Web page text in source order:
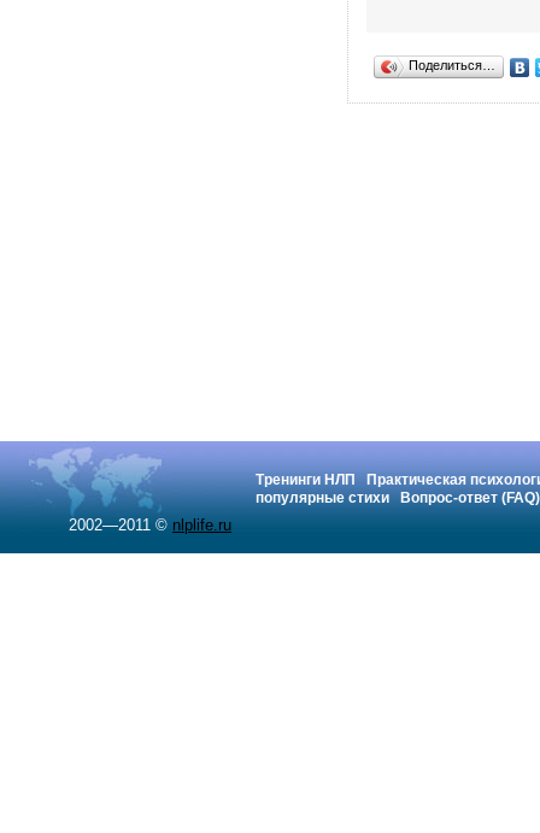
Поделиться…
Тренинги НЛП
Практическая
популярные стихи
Вопрос-ответ (FAQ)
2002—2011 © nlplife.ru